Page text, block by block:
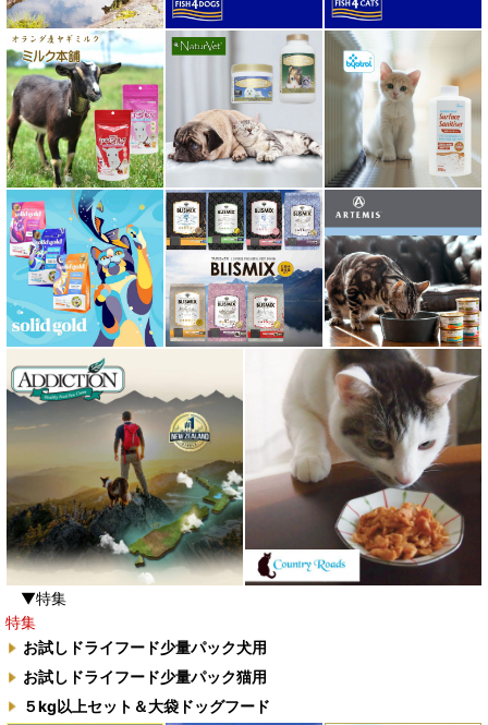
▼特集
特集
お試しドライフード少量パック犬用
お試しドライフード少量パック猫用
５kg以上セット＆大袋ドッグフード